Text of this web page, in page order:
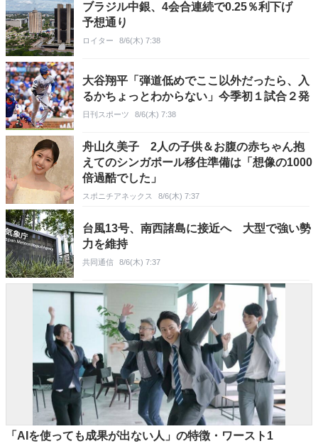
ブラジル中銀、4会合連続で0.25％利下げ
予想通り
ロイター 8/6(木) 7:38
大谷翔平「弾道低めでここ以外だったら、入
るかちょっとわからない」今季初１試合２発
日刊スポーツ 8/6(木) 7:38
舟山久美子 2人の子供＆お腹の赤ちゃん抱
えてのシンガポール移住準備は「想像の1000
倍過酷でした」
スポニチアネックス 8/6(木) 7:37
台風13号、南西諸島に接近へ 大型で強い勢
力を維持
共同通信 8/6(木) 7:37
「AIを使っても成果が出ない人」の特徴・ワースト1